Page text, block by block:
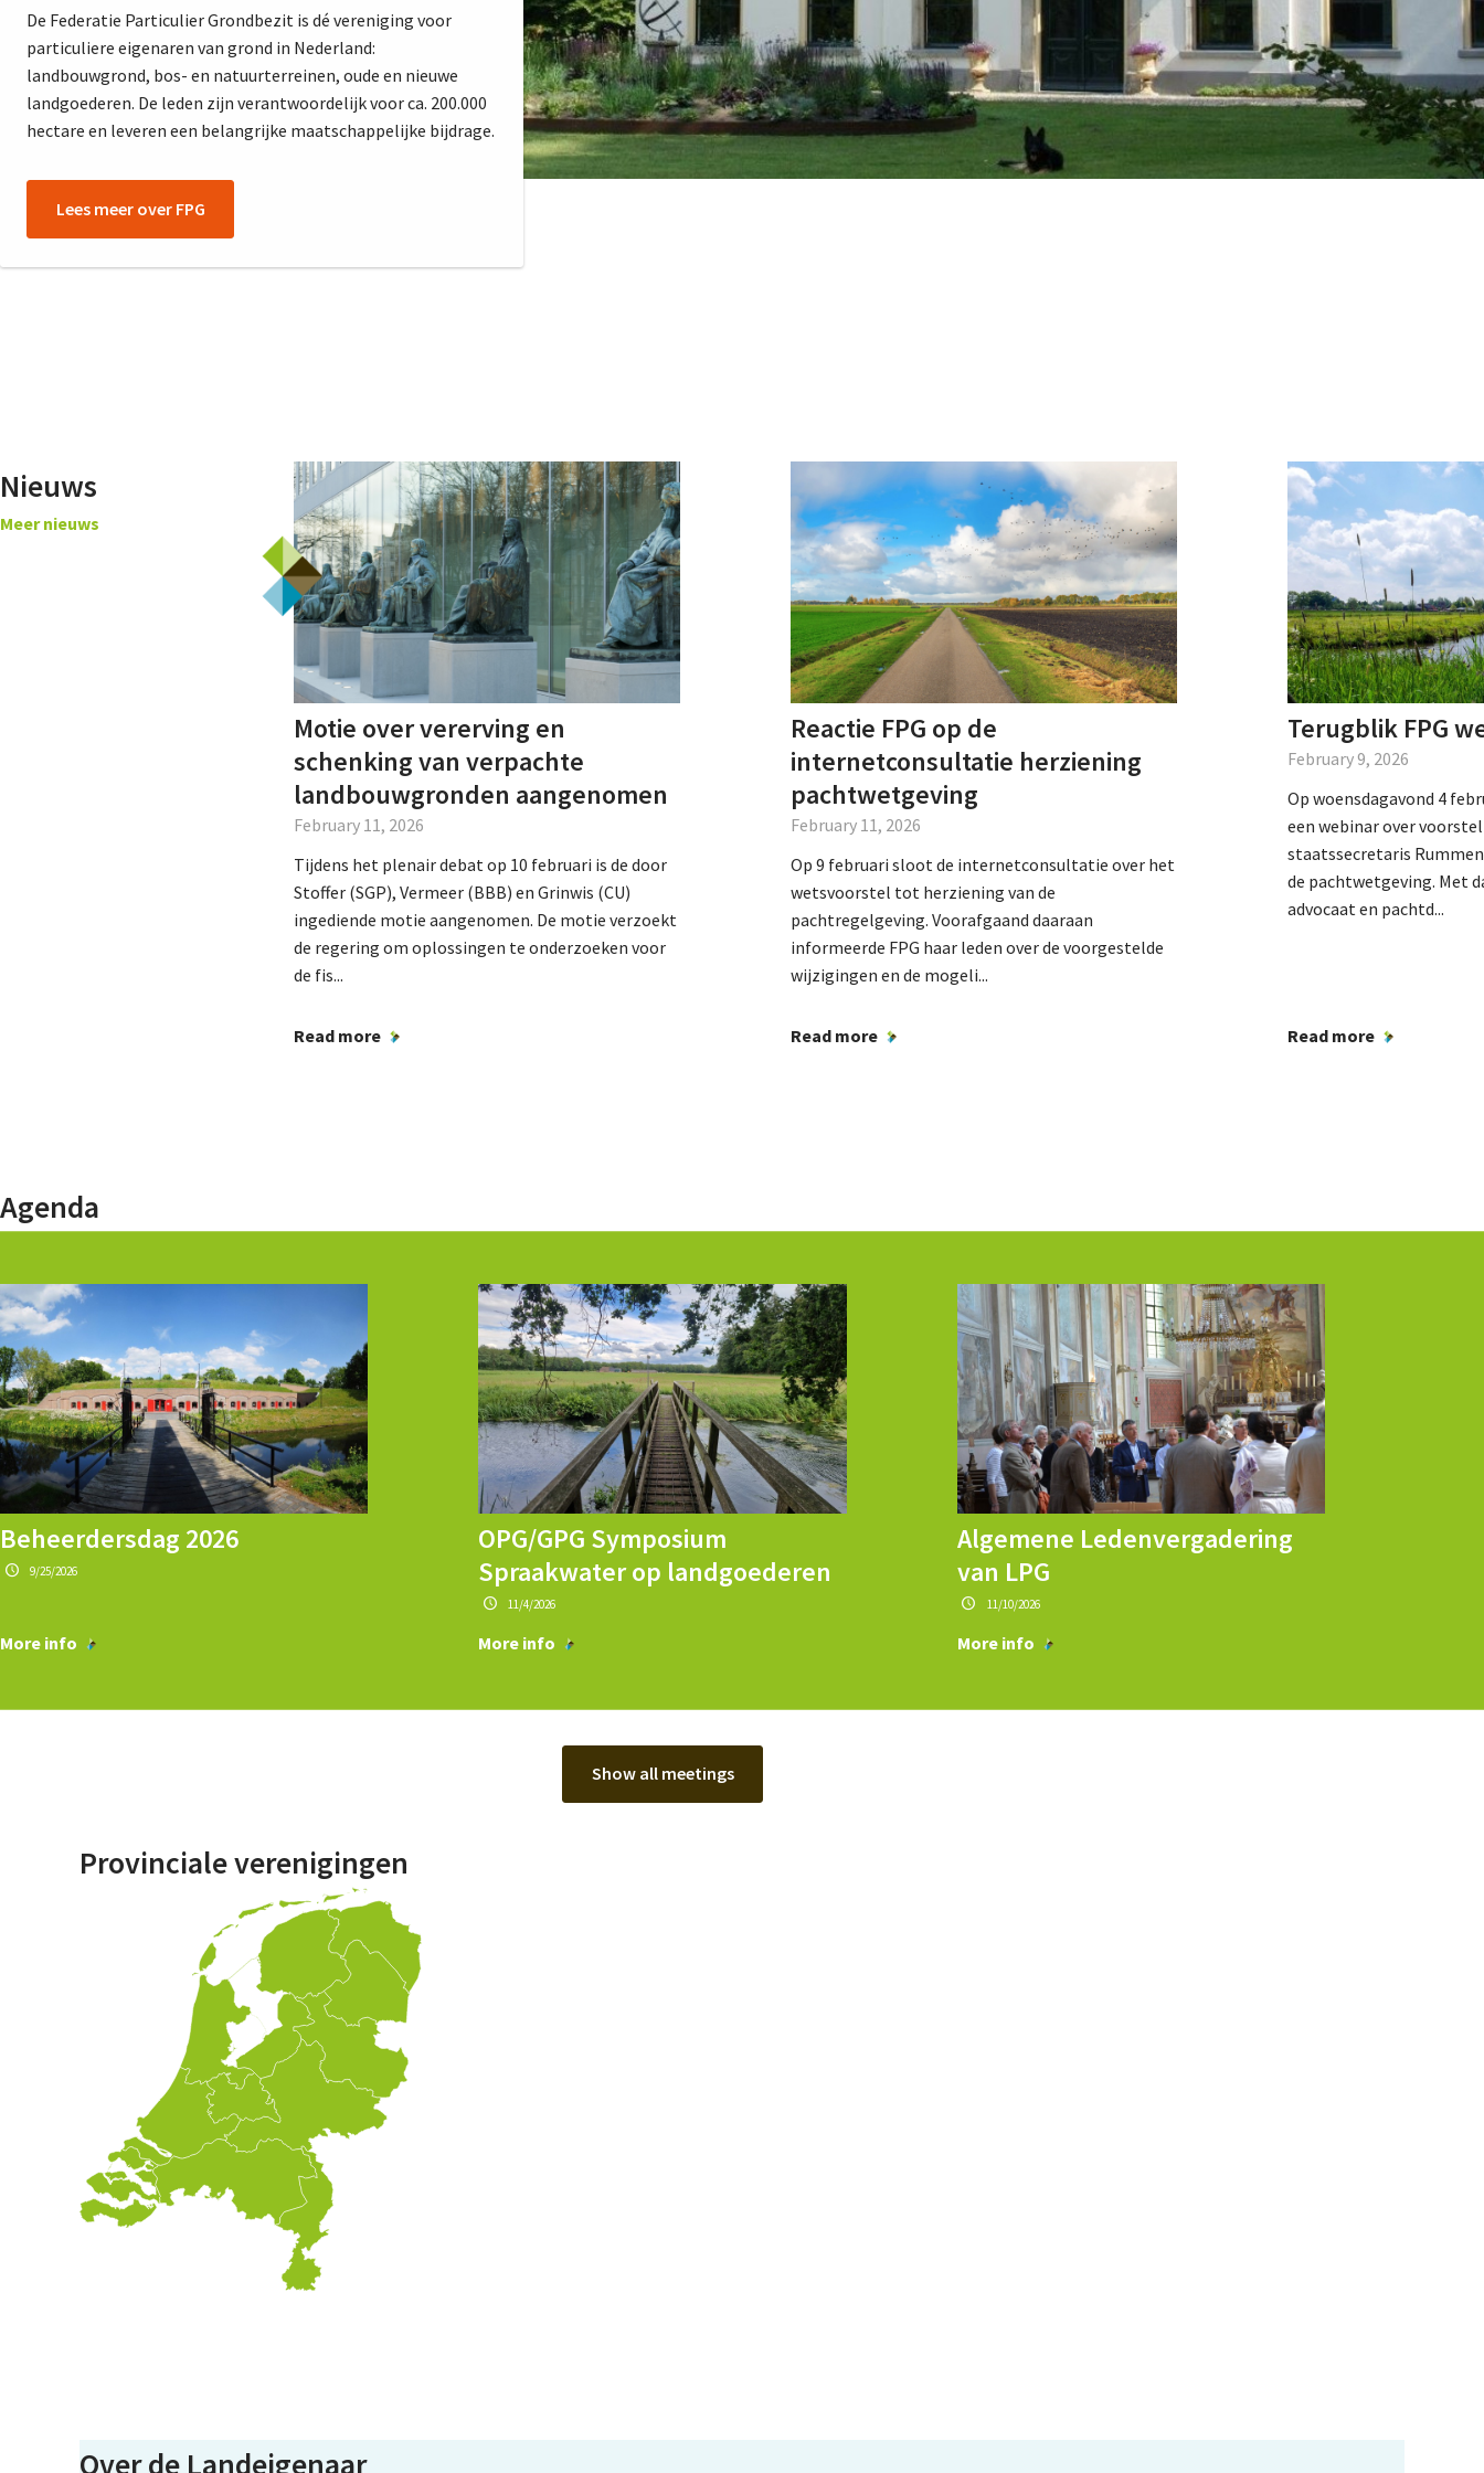
De Federatie Particulier Grondbezit is dé vereniging voor
particuliere eigenaren van grond in Nederland:
landbouwgrond, bos- en natuurterreinen, oude en nieuwe
landgoederen. De leden zijn verantwoordelijk voor ca. 200.000
hectare en leveren een belangrijke maatschappelijke bijdrage.
Lees meer over FPG
Nieuws
Meer nieuws
Motie over vererving en
schenking van verpachte
landbouwgronden aangenomen
February 11, 2026
Tijdens het plenair debat op 10 februari is de door
Stoffer (SGP), Vermeer (BBB) en Grinwis (CU)
ingediende motie aangenomen. De motie verzoekt
de regering om oplossingen te onderzoeken voor
de fis...
Read more
Reactie FPG op de
internetconsultatie herziening
pachtwetgeving
February 11, 2026
Op 9 februari sloot de internetconsultatie over het
wetsvoorstel tot herziening van de
pachtregelgeving. Voorafgaand daaraan
informeerde FPG haar leden over de voorgestelde
wijzigingen en de mogeli...
Read more
Terugblik FPG
February 9, 2026
Op woensdagavond 4
een webinar over
staatssecretaris
de pachtwetgeving. Met
advocaat en pachtd...
Read more
Agenda
Beheerdersdag 2026
9/25/2026
More info
OPG/GPG Symposium
Spraakwater op landgoederen
11/4/2026
More info
Algemene Ledenvergadering
van LPG
11/10/2026
More info
Show all meetings
Provinciale verenigingen
Over de Landeigenaar
About us
Lidmaatschap
Contact